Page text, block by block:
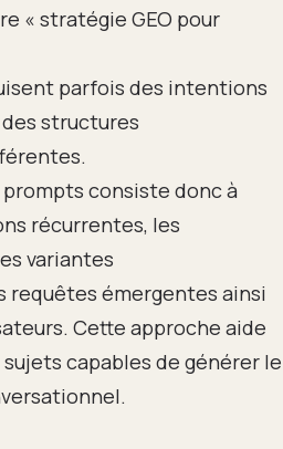
« stratégie GEO pour
parfois des intentions
structures
consiste donc à
récurrentes, les
variantes
requêtes émergentes ainsi
Cette approche aide
capables de générer le